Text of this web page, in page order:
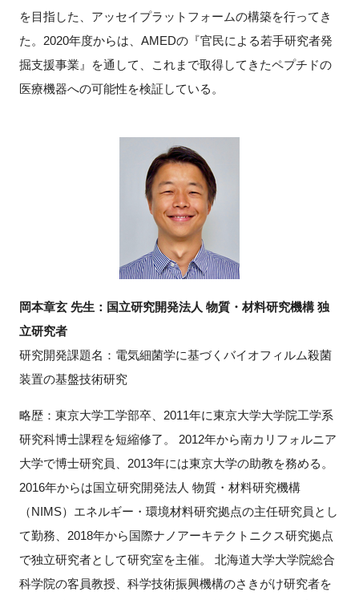
を目指した、アッセイプラットフォームの構築を行ってき
た。2020年度からは、AMEDの『官民による若手研究者発
掘支援事業』を通して、これまで取得してきたペプチドの
医療機器への可能性を検証している。
岡本章玄 先生：国立研究開発法人 物質・材料研究機構 独
立研究者
研究開発課題名：電気細菌学に基づくバイオフィルム殺菌
装置の基盤技術研究
略歴：東京大学工学部卒、2011年に東京大学大学院工学系
研究科博士課程を短縮修了。 2012年から南カリフォルニア
大学で博士研究員、2013年には東京大学の助教を務める。
2016年からは国立研究開発法人 物質・材料研究機構
（NIMS）エネルギー・環境材料研究拠点の主任研究員とし
て勤務、2018年から国際ナノアーキテクトニクス研究拠点
で独立研究者として研究室を主催。 北海道大学大学院総合
科学院の客員教授、科学技術振興機構のさきがけ研究者を